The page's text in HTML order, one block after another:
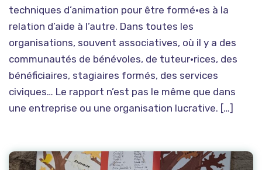
techniques d’animation pour être formé•es à la
relation d’aide à l’autre. Dans toutes les
organisations, souvent associatives, où il y a des
communautés de bénévoles, de tuteur•rices, des
bénéficiaires, stagiaires formés, des services
civiques… Le rapport n’est pas le même que dans
une entreprise ou une organisation lucrative. […]